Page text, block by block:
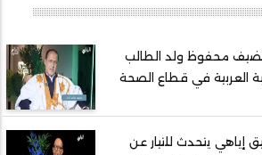
محفوظ ولد الطالب
العربية في قطاع الصحة
إياهي يتحدث للتيار عن